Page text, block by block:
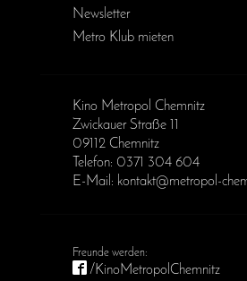
Newsletter
Metro Klub mieten
Kino Metropol Chemnitz
Zwickauer Straße 11
09112 Chemnitz
Telefon: 0371 304 604
E-Mail: kontakt@metropol-
/KinoMetropolChemnitz